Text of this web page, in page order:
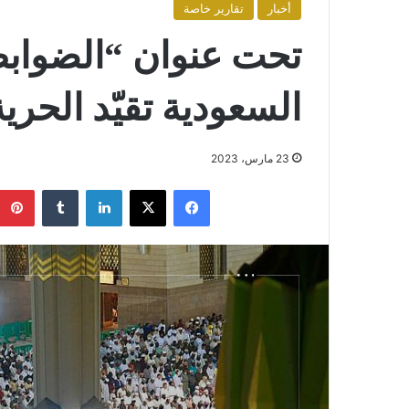
أخبار تقارير خاصة
تحت عنوان
السعودية تقيّد
23 مارس، 2023
فيسبوك X لينكدإن